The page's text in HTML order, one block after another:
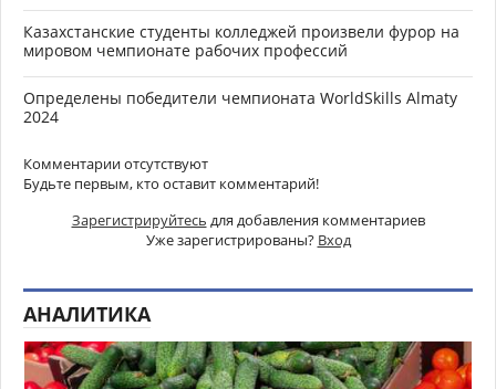
Казахстанские студенты колледжей произвели фурор на
мировом чемпионате рабочих профессий
Определены победители чемпионата WorldSkills Almaty
2024
Комментарии отсутствуют
Будьте первым, кто оставит комментарий!
Зарегистрируйтесь для добавления комментариев
Уже зарегистрированы? Вход
АНАЛИТИКА